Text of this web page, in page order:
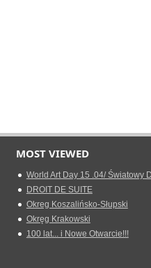
MOST VIEWED
World Art Day 15 .04/ Światowy
DROIT DE SUITE
Okreg Koszalińsko-Słupski
Okręg Krakowski
100 lat... i Nowe Otwarcie!!!